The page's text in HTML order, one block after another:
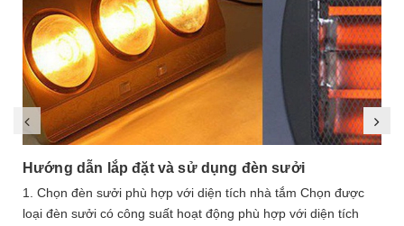
Hướng dẫn lắp đặt và sử dụng đèn sưởi
1. Chọn đèn sưởi phù hợp với diện tích nhà tắm Chọn được
loại đèn sưởi có công suất hoạt động phù hợp với diện tích